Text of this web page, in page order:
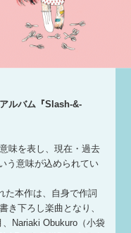
ルバム『Slash-&-
味を表し、現在・過去
う意味が込められてい
た本作は、自身で作詞
き下ろし楽曲となり、
Nariaki Obukuro（小袋